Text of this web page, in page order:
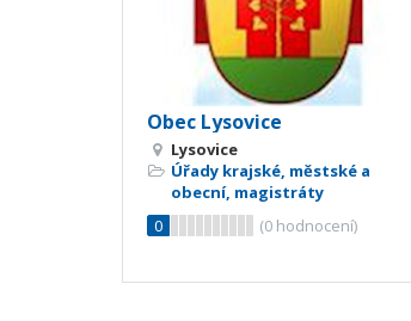
Obec Lysovice
Lysovice
Úřady krajské, městské a
obecní, magistráty
0
(0 hodnocení)